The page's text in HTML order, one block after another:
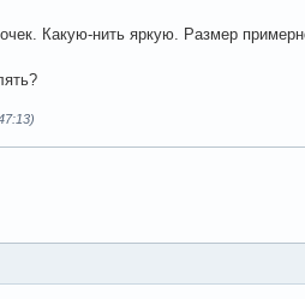
Какую-нить яркую. Размер